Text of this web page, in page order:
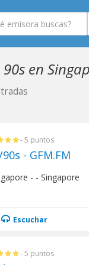
90s en
- 5 puntos
- GFM.FM
- - Singapore
Escuchar
- 5 puntos